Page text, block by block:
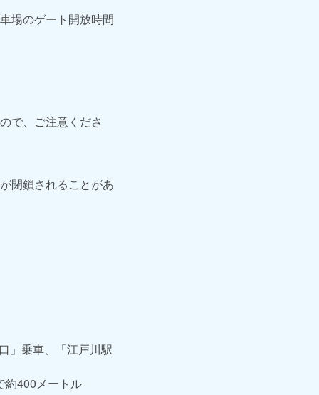
場のゲート開放時間
で、ご注意くださ
閉鎖されることがあ
」乗車、「江戸川駅
約400メートル